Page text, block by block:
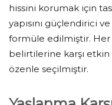
hissini korumak için
yapısını güçlendirici ve
formüle edilmiştir. Her
belirtilerine karşı
özenle seçilmiştir.